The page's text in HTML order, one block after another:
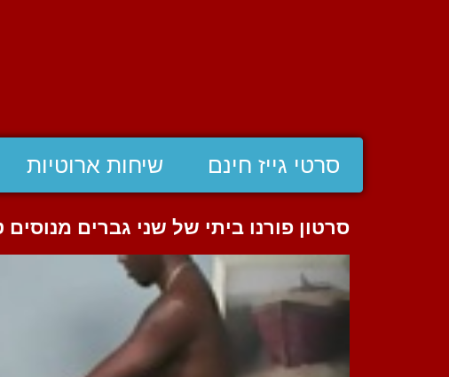
סרטי גייז חינם שיחות ארוטיות
סרטון פורנו ביתי של שני גברים